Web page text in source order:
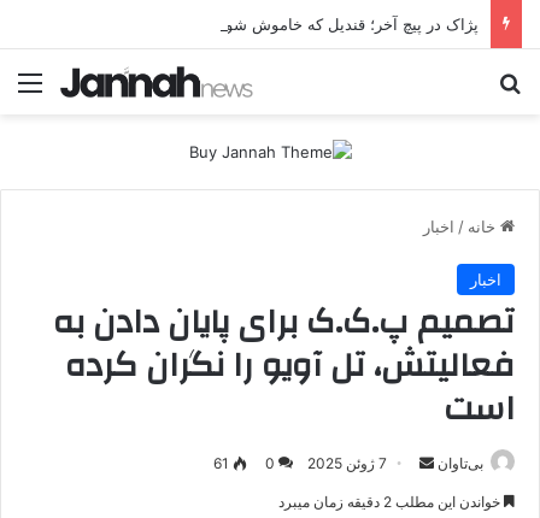
خانه / اخبار
اخبار
تصمیم پ.ک.ک برای پایان دادن به
فعالیتش، تل آویو را نگران کرده
است
بی‌تاوان
ر
7 ژوئن 2025 0
61
خواندن این مطلب 2 دقیقه زمان میبرد